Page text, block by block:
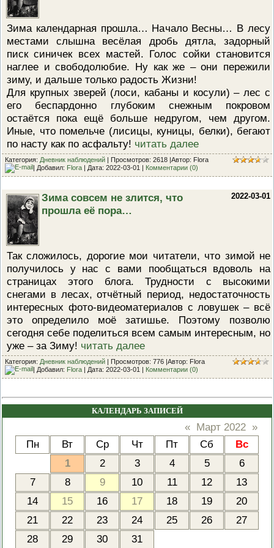
ОСУЩЕСТВЛЕНИИ
ГОСУДАРСТВЕННОГО
ОБЛАСТИ ОХРАНЫ И
ИСПОЛЬЗОВАНИЯ ООПТ
ФЕДЕРАЛЬНОГО ЗНАЧЕНИЯ
ПРОГРАММА ПРОФИЛАКТИКИ
РИСКОВ ПРИЧИНЕНИЯ
ПЛАН ПРОВЕДЕНИЯ
КОНТРОЛЬНЫХ
МЕРОПРИЯТИЙ
ИСЧЕРПЫВАЮЩИЙ
СВЕДЕНИЙ, КОТОРЫЕ МОГУТ
ЗАПРАШИВАТЬСЯ
(НАДЗОРНЫМ) ОРГАНОМ У
КОНТРОЛИРУЕМОГО ЛИЦА
Зима календарная прошла… Начало Весны… В лесу
местами слышна весёлая дробь дятла, задорный
писк синичек всех мастей. Голос сойки становится
наглее и свободолюбие. Ну как же – они пережили
зиму, и дальше только радость Жизни!
Для крупных зверей (лоси, кабаны и косули) – лес с
его беспардонно глубоким снежным покровом
остаётся пока ещё больше недругом, чем другом.
Иные, что помельче (лисицы, куницы, белки), бегают
по насту как по асфальту! читать далее
Категория: Дневник наблюдений | Просмотров: 2618 |Автор: Flora
| Добавил: Flora | Дата: 2022-03-01 | Комментарии (0)
2022-03-01
Зима совсем не злится, что
прошла её пора…
Так сложилось, дорогие мои читатели, что зимой не
получилось у нас с вами пообщаться вдоволь на
страницах этого блога. Трудности с высокими
снегами в лесах, отчётный период, недостаточность
интересных фото-видеоматериалов с ловушек – всё
это определило моё затишье. Поэтому позволю
сегодня себе поделиться всем самым интересным, но
уже – за Зиму! читать далее
Категория: Дневник наблюдений | Просмотров: 776 |Автор: Flora
| Добавил: Flora | Дата: 2022-03-01 | Комментарии (0)
КАЛЕНДАРЬ ЗАПИСЕЙ
« Март 2022 »
Пн
Вт Ср Чт Пт Сб
Вс
1
2 3 4 5
6
7
8 9 10 11 12
13
14
15 16 17 18 19
20
21
22 23 24 25 26
27
28
29 30 31